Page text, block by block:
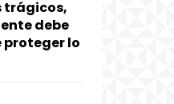
trágicos,
debe
proteger lo